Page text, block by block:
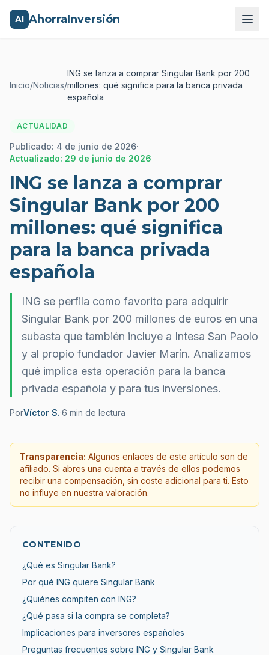
AI AhorraInversión
Inicio/Noticias/
ING se lanza a comprar Singular Bank por 200
millones: qué significa para la banca privada
española
ACTUALIDAD
Publicado: 4 de junio de 2026·
Actualizado: 29 de junio de 2026
ING se lanza a comprar
Singular Bank por 200
millones: qué significa
para la banca privada
española
ING se perfila como favorito para adquirir
Singular Bank por 200 millones de euros en una
subasta que también incluye a Intesa San Paolo
y al propio fundador Javier Marín. Analizamos
qué implica esta operación para la banca
privada española y para tus inversiones.
PorVíctor S.·6 min de lectura
Transparencia: Algunos enlaces de este artículo son de
afiliado. Si abres una cuenta a través de ellos podemos
recibir una compensación, sin coste adicional para ti. Esto
no influye en nuestra valoración.
CONTENIDO
¿Qué es Singular Bank?
Por qué ING quiere Singular Bank
¿Quiénes compiten con ING?
¿Qué pasa si la compra se completa?
Implicaciones para inversores españoles
Preguntas frecuentes sobre ING y Singular Bank